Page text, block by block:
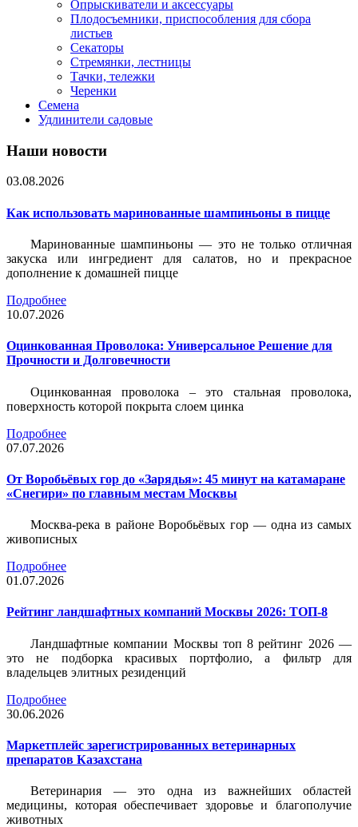
Опрыскиватели и аксессуары
Плодосъемники, приспособления для сбора
листьев
Секаторы
Стремянки, лестницы
Тачки, тележки
Черенки
Семена
Удлинители садовые
Наши новости
03.08.2026
Как использовать маринованные шампиньоны в пицце
Маринованные шампиньоны — это не только отличная
закуска или ингредиент для салатов, но и прекрасное
дополнение к домашней пицце
Подробнее
10.07.2026
Оцинкованная Проволока: Универсальное Решение для
Прочности и Долговечности
Оцинкованная проволока – это стальная проволока,
поверхность которой покрыта слоем цинка
Подробнее
07.07.2026
От Воробьёвых гор до «Зарядья»: 45 минут на катамаране
«Снегири» по главным местам Москвы
Москва-река в районе Воробьёвых гор — одна из самых
живописных
Подробнее
01.07.2026
Рейтинг ландшафтных компаний Москвы 2026: ТОП-8
Ландшафтные компании Москвы топ 8 рейтинг 2026 —
это не подборка красивых портфолио, а фильтр для
владельцев элитных резиденций
Подробнее
30.06.2026
Маркетплейс зарегистрированных ветеринарных
препаратов Казахстана
Ветеринария — это одна из важнейших областей
медицины, которая обеспечивает здоровье и благополучие
животных